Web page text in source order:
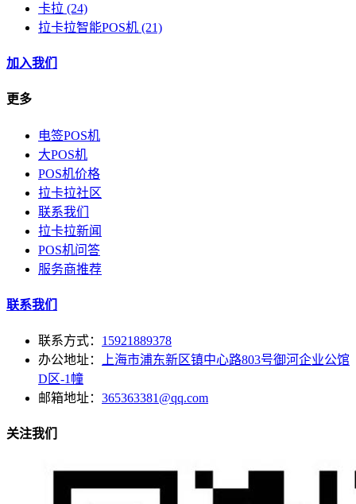
卡拉 (24)
拉卡拉智能POS机 (21)
加入我们
更多
电签POS机
大POS机
POS机价格
拉卡拉社区
联系我们
拉卡拉新闻
POS机问答
服务商推荐
联系我们
联系方式： 15921889378
办公地址：
上海市浦东新区镇中心路803号御河企业公馆
D区-1幢
邮箱地址： 365363381@qq.com
关注我们